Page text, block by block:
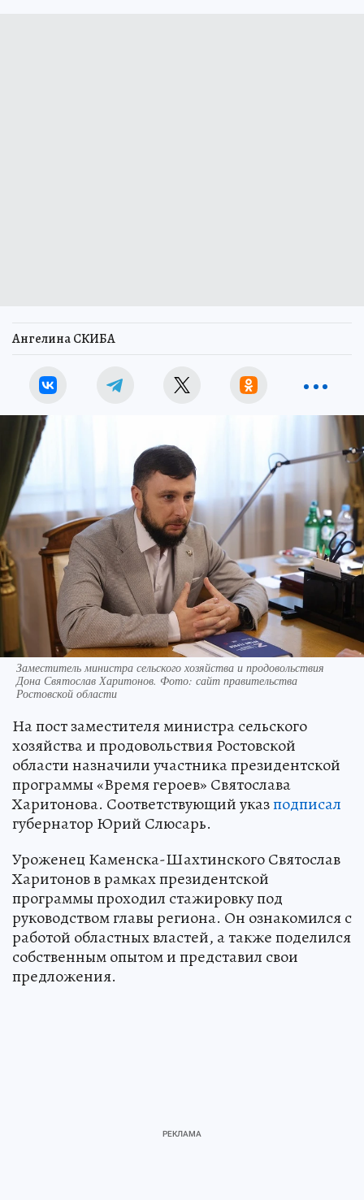
Ангелина СКИБА
Заместитель министра сельского хозяйства и продовольствия
Дона Святослав Харитонов. Фото: сайт правительства
Ростовской области
На пост заместителя министра сельского
хозяйства и продовольствия Ростовской
области назначили участника президентской
программы «Время героев» Святослава
Харитонова. Соответствующий указподписал
губернатор Юрий Слюсарь.
Уроженец Каменска-Шахтинского Святослав
Харитонов в рамках президентской
программы проходил стажировку под
руководством главы региона. Он ознакомился с
работой областных властей, а также поделился
собственным опытом и представил свои
предложения.